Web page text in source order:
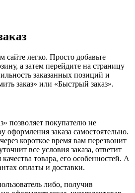
легко. Просто добавьте
а затем перейдите на страницу
заказанных позиций и
заказ» или «Быстрый заказ».
позволяет покупателю не
оформления заказа самостоятельно.
короткое время вам перезвонит
все условия заказа, ответит
товара, его особенностей. А
оплаты и доставки.
либо, получив